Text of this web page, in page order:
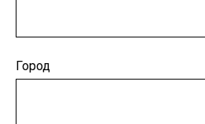
Город